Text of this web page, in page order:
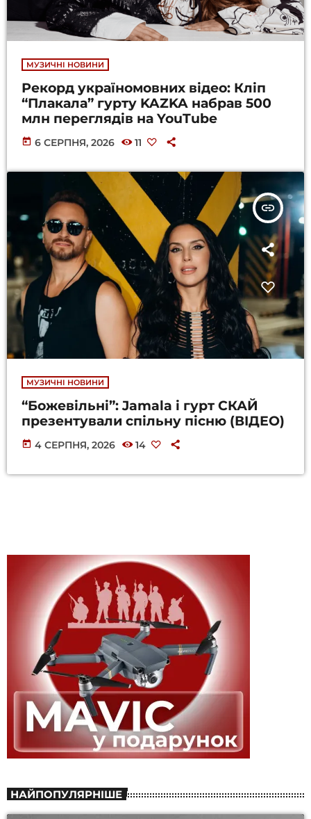
МУЗИЧНІ НОВИНИ
Рекорд україномовних відео: Кліп
“Плакала” гурту KAZKA набрав 500
млн переглядів на YouTube
today 6 СЕРПНЯ, 2026 11
insert_link
МУЗИЧНІ НОВИНИ
“Божевільні”: Jamala і гурт СКАЙ
презентували спільну пісню (ВІДЕО)
today 4 СЕРПНЯ, 2026 14
НАЙПОПУЛЯРНІШЕ